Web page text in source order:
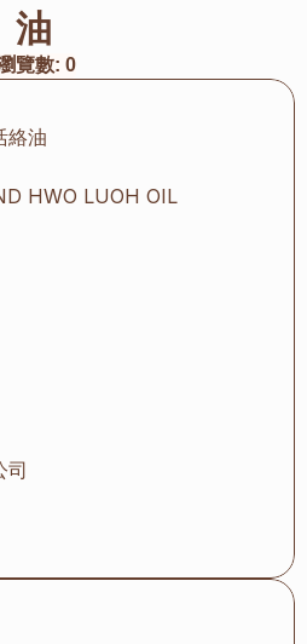
油
覽數: 0
絡油
HWO LUOH OIL
司